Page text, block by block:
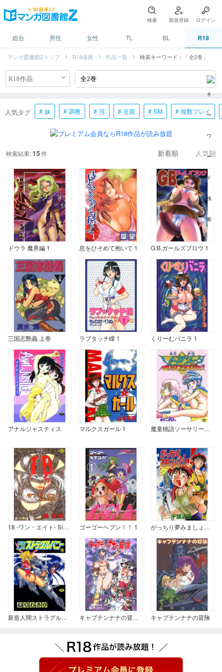
検索 新規登録 ログイン
総合 男性 女性 TL BL R18
マンガ図書館Zトップ R18漫画 作品一覧 検索キーワード：「全2巻」
人気タグ 妹 調教 淫 近親 SM 複数プレイ
検索結果:15件 新着順 人気順
ドウラ 魔界編 1 息をひそめて抱いて 1 G.B.ガールズブロウ 1
三国志艶義 上巻 ラブタッチ瞳 1 くりーむバニラ 1
アナルジャスティス マルクスガール 1 魔童桃語ソーサリータ 1
18 -ワン・エイト- Side-A ゴーゴーヘブン！！ 1 がっちり夢みましょ！ 1
新造人間ストラグルバニー 壱 キャプテンナナの冒険０２ キャプテンナナの冒険